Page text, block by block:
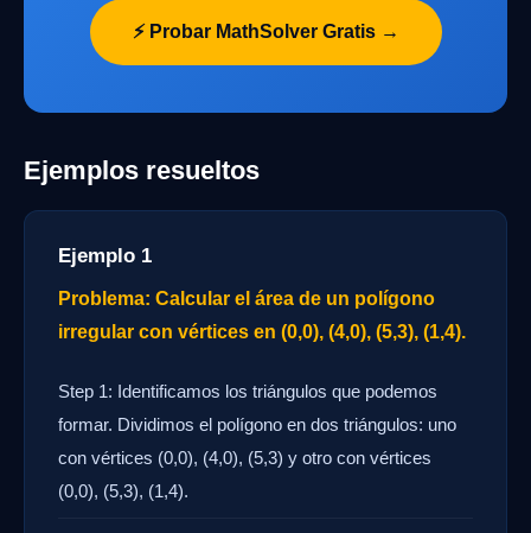
⚡ Probar MathSolver Gratis →
Ejemplos resueltos
Ejemplo 1
Problema: Calcular el área de un polígono
irregular con vértices en (0,0), (4,0), (5,3), (1,4).
Step 1: Identificamos los triángulos que podemos
formar. Dividimos el polígono en dos triángulos: uno
con vértices (0,0), (4,0), (5,3) y otro con vértices
(0,0), (5,3), (1,4).